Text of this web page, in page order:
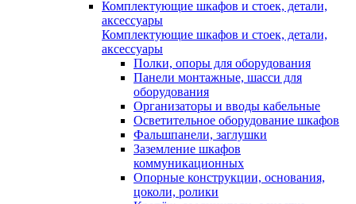
Комплектующие шкафов и стоек, детали,
аксессуары
Комплектующие шкафов и стоек, детали,
аксессуары
Полки, опоры для оборудования
Панели монтажные, шасси для
оборудования
Организаторы и вводы кабельные
Осветительное оборудование шкафов
Фальшпанели, заглушки
Заземление шкафов
коммуникационных
Опорные конструкции, основания,
цоколи, ролики